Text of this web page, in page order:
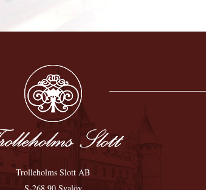
Trolleholms Slott AB
S-268 90 Svalöv